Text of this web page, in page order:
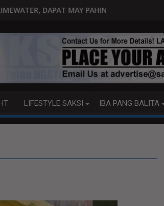
NG MGA WATER DISTRICT
GOITIA: 'TAMA NA,' MENSAHE NG
LIFESTYLE SAKSI IBA PANG BALITA